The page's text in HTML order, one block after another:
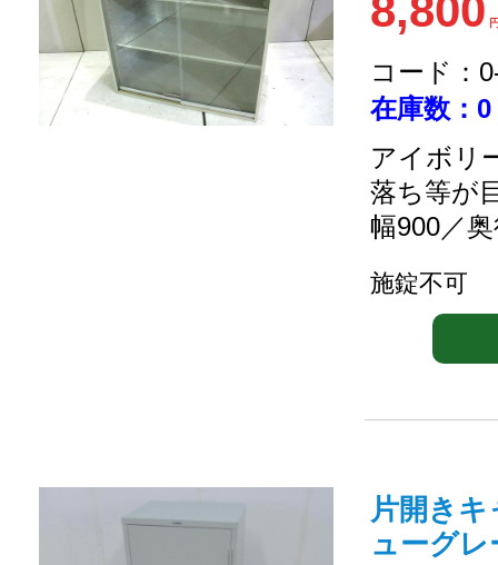
8,800
コード：
在庫数：0
アイボリ
落ち等が
幅900／
施錠不可
片開き
ューグレ